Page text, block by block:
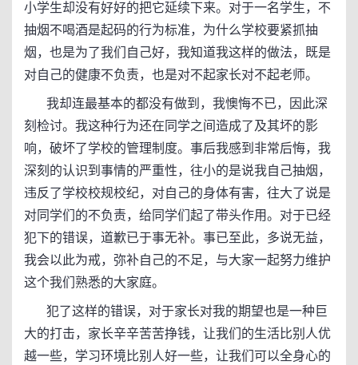
小学生却没有好好的把它延续下来。对于一名学生，不
抽烟不喝酒是起码的行为标准，为什么学校要紧抓抽
烟，也是为了我们自己好，我知道我这样的做法，既是
对自己的健康不负责，也是对不起家长对不起老师。
我却连最基本的都没有做到，我懊悔不已，因此深
刻检讨。我这种行为还在同学之间造成了及其坏的影
响，破坏了学校的管理制度。事后我感到非常后悔，我
深刻的认识到事情的严重性，往小的是说我自己抽烟，
违反了学校校规校纪，对自己的身体有害，往大了说是
对同学们的不负责，给同学们起了带头作用。对于已经
犯下的错误，道歉已于事无补。事已至此，多说无益，
我会以此为戒，弥补自己的不足，与大家一起努力维护
这个我们熟悉的大家庭。
犯了这样的错误，对于家长对我的期望也是一种巨
大的打击，家长辛辛苦苦挣钱，让我们的生活比别人优
越一些，学习环境比别人好一些，让我们可以全身心的